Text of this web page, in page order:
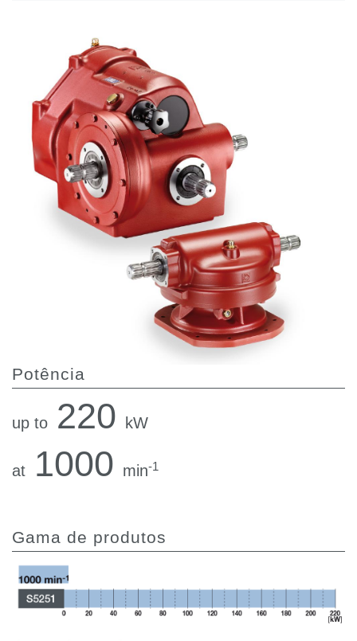
Motori elettrici brushless - Serie MS
Motores de pistões radiais
Motores Orbitais produzidos para a Bondioli & Pavesi
Sistemas de acoplamento
Controlo
Blocos Hidráulicos Integrados
Válvulas de controle direcional
Válvulas de cartucho
Válvulas em linha
Componentes eletrónicos para Sistemas de controlo
Potência
up to 220 kW
at 1000 min-1
Gama de produtos